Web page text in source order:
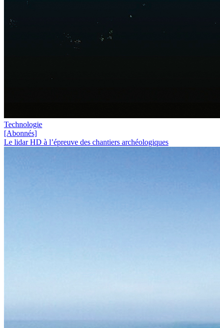
Technologie
[Abonnés]
Le lidar HD à l’épreuve des chantiers archéologiques